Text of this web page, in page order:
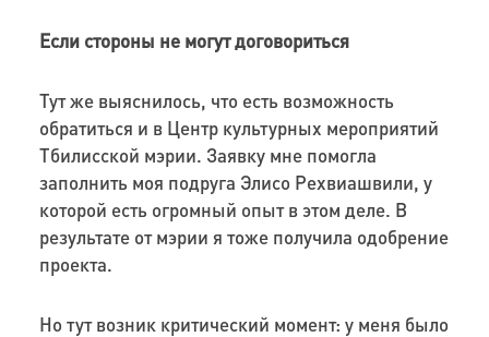
Если стороны не могут договориться
Тут же выяснилось, что есть возможность
обратиться и в Центр культурных мероприятий
Тбилисской мэрии. Заявку мне помогла
заполнить моя подруга Элисо Рехвиашвили, у
которой есть огромный опыт в этом деле. В
результате от мэрии я тоже получила одобрение
проекта.
Но тут возник критический момент: у меня было